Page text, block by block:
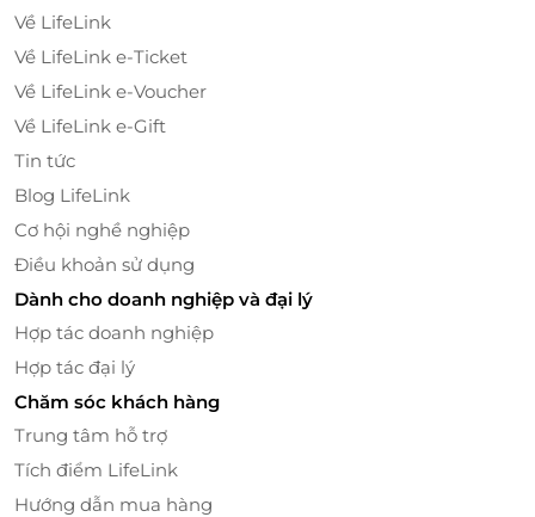
hiệu Extrim đều là lựa chọn hoàn hảo. Người nhận có
thể linh hoạt chọn dịch vụ mình cần – từ vệ sinh, sửa
chữa đến phục hồi toàn diện – mà không mất thời
gian tìm hiểu dịch vụ.
Mua ngay tại
với những bước chân tỏa sáng!
Về LifeLink
Về LifeLink e-Ticket
Về LifeLink e-Voucher
Về LifeLink e-Gift
Tin tức
Blog LifeLink
Cơ hội nghề nghiệp
Điều khoản sử dụng
Dành cho doanh nghiệp và đại lý
Hợp tác doanh nghiệp
Hợp tác đại lý
Chăm sóc khách hàng
Trung tâm hỗ trợ
Tích điểm LifeLink
Hướng dẫn mua hàng